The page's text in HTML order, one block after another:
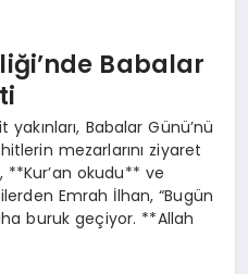
Babalar
yakınları, Babalar Günü’nü
mezarlarını ziyaret
**Kur’an okudu** ve
Emrah İlhan, “Bugün
buruk geçiyor. **Allah